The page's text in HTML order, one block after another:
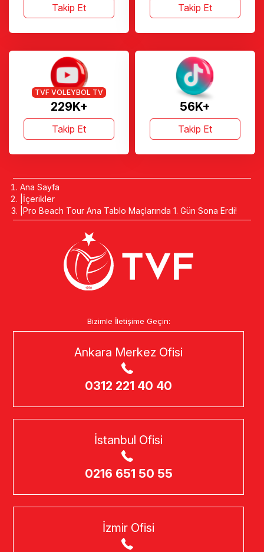
Takip Et Takip Et
229K+
TVF VOLEYBOL TV
Takip Et
56K+
Takip Et
Ana Sayfa
İçerikler
Pro Beach Tour Ana Tablo Maçlarında 1. Gün Sona Erdi!
Bizimle İletişime Geçin:
Ankara Merkez Ofisi
0312 221 40 40
İstanbul Ofisi
0216 651 50 55
İzmir Ofisi